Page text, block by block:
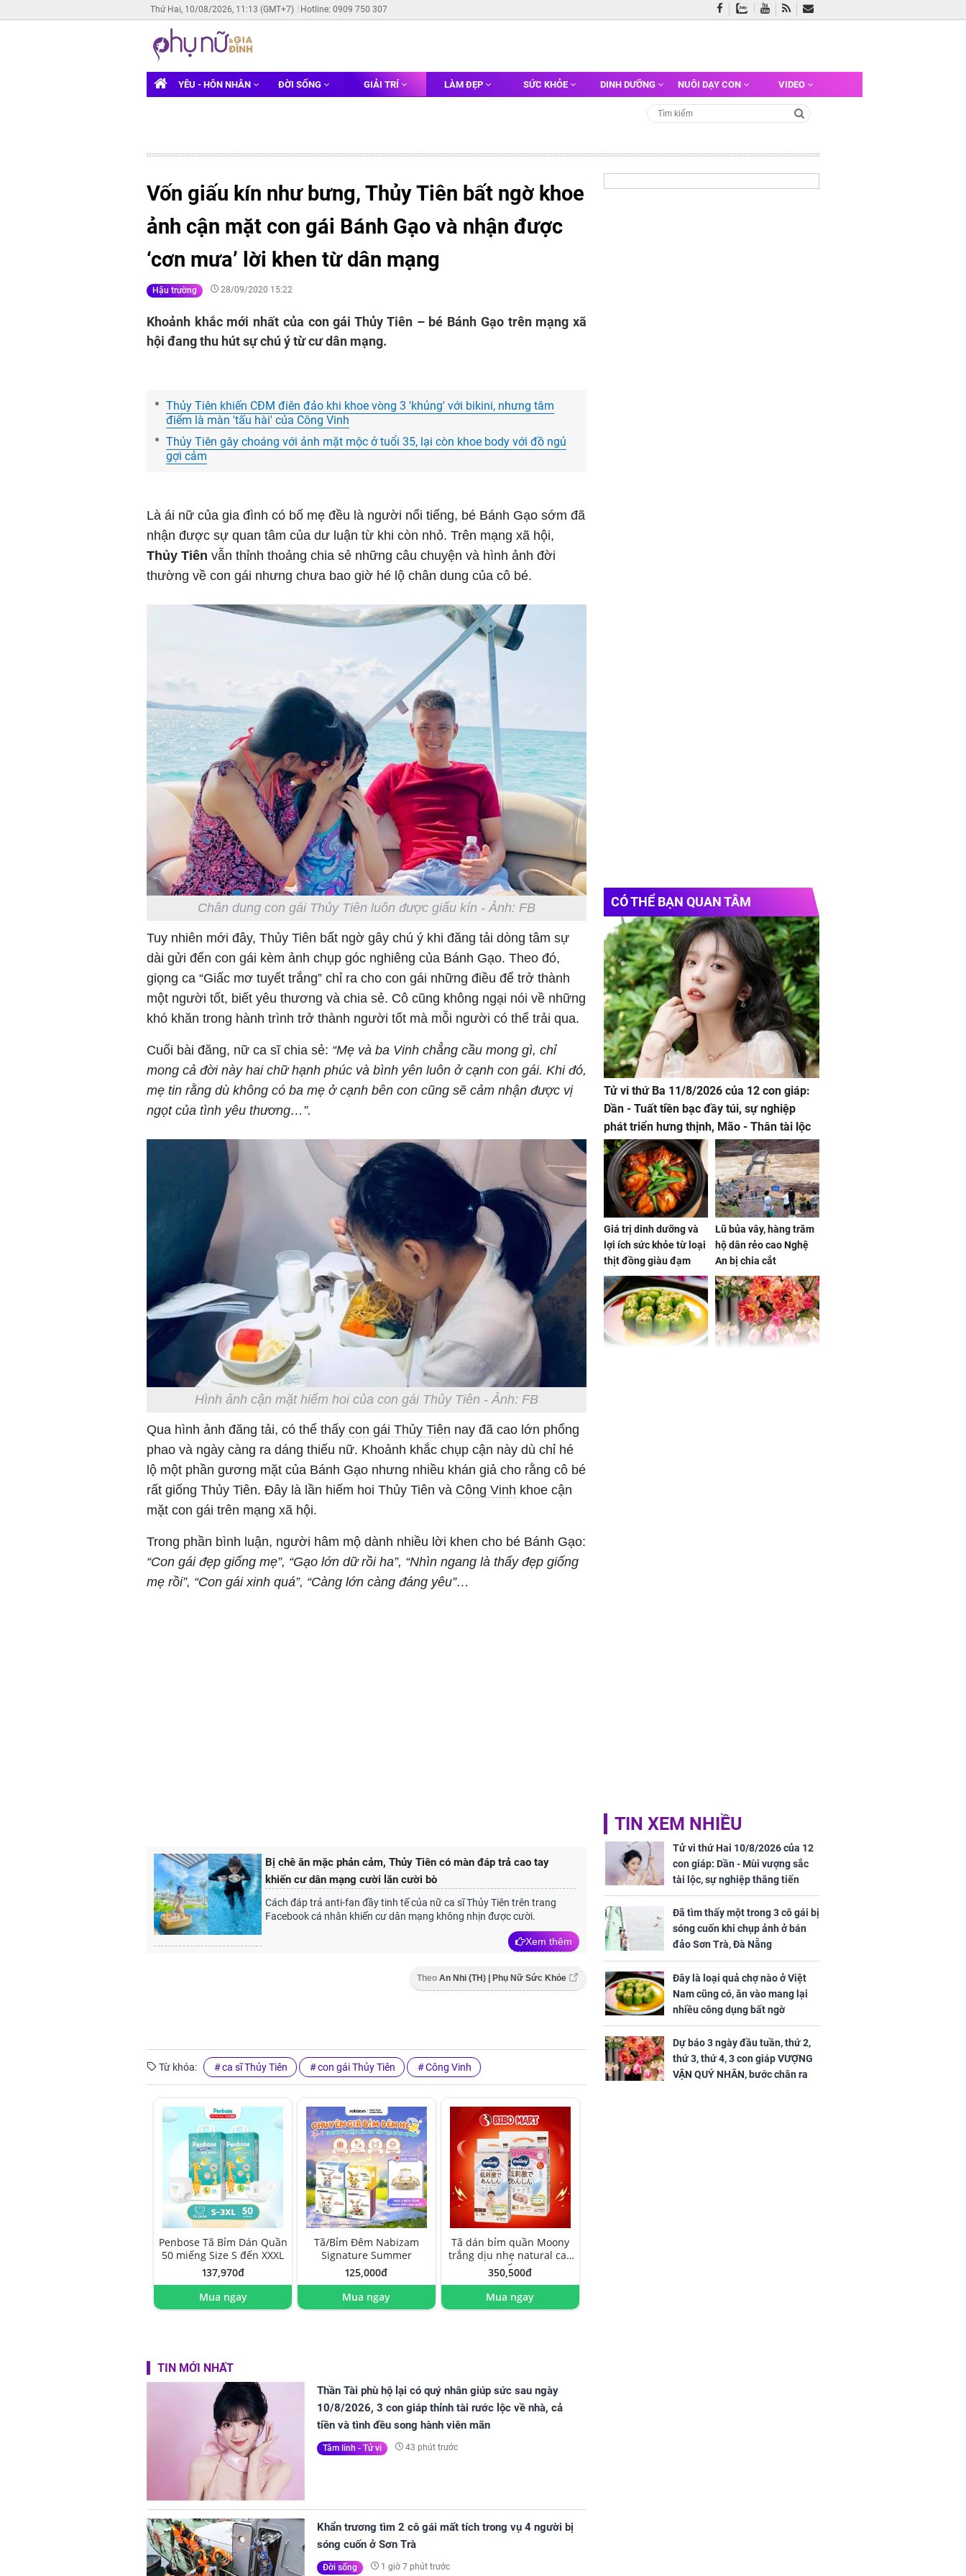
Thứ Hai, 10/08/2026, 11:13 (GMT+7) Hotline: 0909 750 307
YÊU - HÔN NHÂN ĐỜI SỐNG GIẢI TRÍ LÀM ĐẸP SỨC KHỎE DINH DƯỠNG NUÔI DẠY CON VIDEO
Vốn giấu kín như bưng, Thủy Tiên bất ngờ khoe
ảnh cận mặt con gái Bánh Gạo và nhận được
‘cơn mưa’ lời khen từ dân mạng
Hậu trường 28/09/2020 15:22
Khoảnh khắc mới nhất của con gái Thủy Tiên – bé Bánh Gạo trên mạng xã
hội đang thu hút sự chú ý từ cư dân mạng.
Thủy Tiên khiến CĐM điên đảo khi khoe vòng 3 'khủng' với bikini, nhưng tâm
điểm là màn 'tấu hài' của Công Vinh
Thủy Tiên gây choáng với ảnh mặt mộc ở tuổi 35, lại còn khoe body với đồ ngủ
gợi cảm
Là ái nữ của gia đình có bố mẹ đều là người nổi tiếng, bé Bánh Gạo sớm đã
nhận được sự quan tâm của dư luận từ khi còn nhỏ. Trên mạng xã hội,
Thủy Tiên vẫn thỉnh thoảng chia sẻ những câu chuyện và hình ảnh đời
thường về con gái nhưng chưa bao giờ hé lộ chân dung của cô bé.
Chân dung con gái Thủy Tiên luôn được giấu kín - Ảnh: FB
Tuy nhiên mới đây, Thủy Tiên bất ngờ gây chú ý khi đăng tải dòng tâm sự
dài gửi đến con gái kèm ảnh chụp góc nghiêng của Bánh Gạo. Theo đó,
giọng ca “Giấc mơ tuyết trắng” chỉ ra cho con gái những điều để trở thành
một người tốt, biết yêu thương và chia sẻ. Cô cũng không ngại nói về những
khó khăn trong hành trình trở thành người tốt mà mỗi người có thể trải qua.
Cuối bài đăng, nữ ca sĩ chia sẻ: “Mẹ và ba Vinh chẳng cầu mong gì, chỉ
mong cả đời này hai chữ hạnh phúc và bình yên luôn ở cạnh con gái. Khi đó,
mẹ tin rằng dù không có ba mẹ ở cạnh bên con cũng sẽ cảm nhận được vị
ngọt của tình yêu thương…”.
Hình ảnh cận mặt hiếm hoi của con gái Thủy Tiên - Ảnh: FB
Qua hình ảnh đăng tải, có thể thấy con gái Thủy Tiên nay đã cao lớn phổng
phao và ngày càng ra dáng thiếu nữ. Khoảnh khắc chụp cận này dù chỉ hé
lộ một phần gương mặt của Bánh Gạo nhưng nhiều khán giả cho rằng cô bé
rất giống Thủy Tiên. Đây là lần hiếm hoi Thủy Tiên và Công Vinh khoe cận
mặt con gái trên mạng xã hội.
Trong phần bình luận, người hâm mộ dành nhiều lời khen cho bé Bánh Gạo:
“Con gái đẹp giống mẹ”, “Gạo lớn dữ rồi ha”, “Nhìn ngang là thấy đẹp giống
mẹ rồi”, “Con gái xinh quá”, “Càng lớn càng đáng yêu”…
Bị chê ăn mặc phản cảm, Thủy Tiên có màn đáp trả cao tay
khiến cư dân mạng cười lăn cười bò
Cách đáp trả anti-fan đầy tinh tế của nữ ca sĩ Thủy Tiên trên trang
Facebook cá nhân khiến cư dân mạng không nhịn được cười.
Xem thêm
Theo An Nhi (TH) | Phụ Nữ Sức Khỏe
Từ khóa: ca sĩ Thủy Tiên con gái Thủy Tiên Công Vinh
Penbose Tã Bỉm Dán Quần
50 miếng Size S đến XXXL
137,970đ
Mua ngay
Tã/Bỉm Đêm Nabizam
Signature Summer
125,000đ
Mua ngay
Tã dán bỉm quần Moony
trắng dịu nhẹ natural cao
cấp
350,500đ
Mua ngay
TIN MỚI NHẤT
Thần Tài phù hộ lại có quý nhân giúp sức sau ngày
10/8/2026, 3 con giáp thỉnh tài rước lộc về nhà, cả
tiền và tình đều song hành viên mãn
Tâm linh - Tử vi 43 phút trước
Khẩn trương tìm 2 cô gái mất tích trong vụ 4 người bị
sóng cuốn ở Sơn Trà
Đời sống 1 giờ 7 phút trước
CÓ THỂ BẠN QUAN TÂM
Tử vi thứ Ba 11/8/2026 của 12 con giáp:
Dần - Tuất tiền bạc đầy túi, sự nghiệp
phát triển hưng thịnh, Mão - Thân tài lộc
ảm đạm, mọi sự khó thành công mỹ mãn
Giá trị dinh dưỡng và
lợi ích sức khỏe từ loại
thịt đồng giàu đạm
Lũ bủa vây, hàng trăm
hộ dân rẻo cao Nghệ
An bị chia cắt
TIN XEM NHIỀU
Tử vi thứ Hai 10/8/2026 của 12
con giáp: Dần - Mùi vượng sắc
tài lộc, sự nghiệp thăng tiến
vượt bậc, Mão - Tỵ công việc
trắc trở, tiền bạc thiếu trước hụt
sau
Đã tìm thấy một trong 3 cô gái bị
sóng cuốn khi chụp ảnh ở bán
đảo Sơn Trà, Đà Nẵng
Đây là loại quả chợ nào ở Việt
Nam cũng có, ăn vào mang lại
nhiều công dụng bất ngờ
Dự báo 3 ngày đầu tuần, thứ 2,
thứ 3, thứ 4, 3 con giáp VƯỢNG
VẬN QUÝ NHÂN, bước chân ra